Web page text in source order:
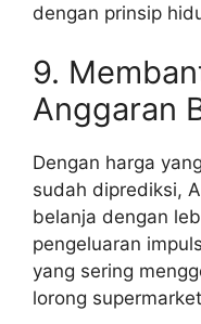
dengan prinsip
9.
Anggaran
Dengan harga
sudah diprediksi,
belanja dengan
pengeluaran
yang sering
lorong